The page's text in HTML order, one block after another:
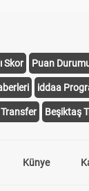
Skor Puan
iddaa
Beşiktaş
Künye